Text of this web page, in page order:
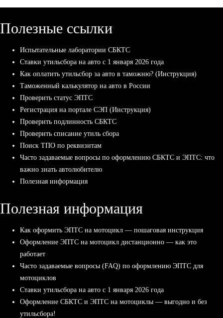
Полезные ссылки
Испытательные лаборатории СБКТС
Ставки утильсбора на авто с 1 января 2026 года
Как оплатить утильсбор за авто в таможню? (Инструкция)
Таможенный калькулятор на авто в России
Проверить статус ЭПТС
Регистрация на портале СЭП (Инструкция)
Проверить подлинность СБКТС
Проверить списание утиль сбора
Поиск ТПО по реквизитам
Часто задаваемые вопросы по оформлению СБКТС и ЭПТС: что
важно знать автолюбителю
Полезная информация
Полезная информация
Как оформить ЭПТС на мотоцикл — пошаговая инструкция
Оформление ЭПТС на мотоцикл дистанционно — как это
работает
Часто задаваемые вопросы (FAQ) по оформлению ЭПТС для
мотоциклов
Ставки утильсбора на авто с 1 января 2026 года
Оформление СБКТС и ЭПТС на мотоциклы — выгодно и без
утильсбора!